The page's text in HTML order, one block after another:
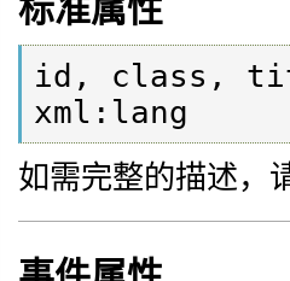
标准属性
id, class,
xml:lang
如需完整的描述，